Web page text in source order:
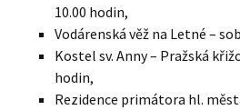
10.00 hodin,
Vodárenská věž na Letné –
Kostel sv. Anny – Pražská
hodin,
Rezidence primátora hl.